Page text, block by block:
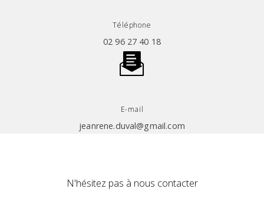
Téléphone
02 96 27 40 18
E-mail
jeanrene.duval@gmail.com
N'hésitez pas à nous contacter